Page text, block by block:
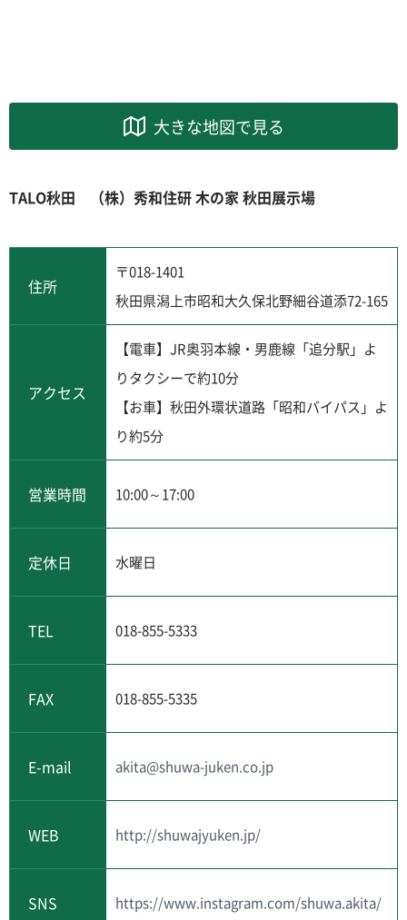
大きな地図で見る
TALO秋田 （株）秀和住研 木の家 秋田展示場
住所
〒018-1401
秋田県潟上市昭和大久保北野細谷道添72-165
アクセス
【電車】JR奥羽本線・男鹿線「追分駅」よ
りタクシーで約10分
【お車】秋田外環状道路「昭和バイパス」よ
り約5分
営業時間 10:00～17:00
定休日 水曜日
TEL 018-855-5333
FAX 018-855-5335
E-mail akita@shuwa-juken.co.jp
WEB http://shuwajyuken.jp/
SNS https://www.instagram.com/shuwa.akita/